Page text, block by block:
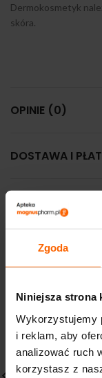
Zgoda
Niniejsza strona
Wykorzystujemy
i reklam, aby
analizować ruch
korzystasz z
Dermokosmetyk
skóra.
OPINIE (0)
DOSTAWA I
PODOBNE